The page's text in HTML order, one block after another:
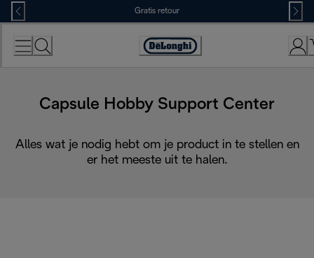
Skip
to
Content
Gratis retour
Accessibility
Capsule Hobby Support Center
Alles wat je nodig hebt om je product in te stellen en
er het meeste uit te halen.